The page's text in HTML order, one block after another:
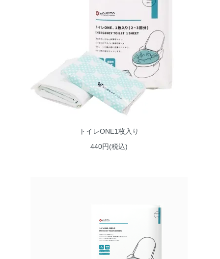
トイレONE1枚入り
440円(税込)